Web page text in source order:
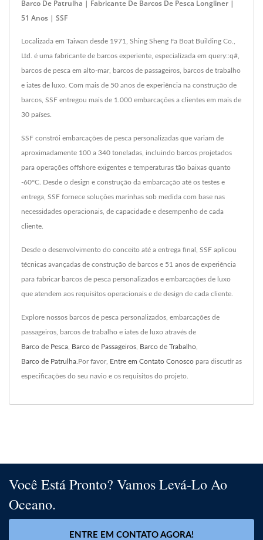
Barco De Patrulha | Fabricante De Barcos De Pesca Longliner |
51 Anos | SSF
Localizada em Taiwan desde 1971, Shing Sheng Fa Boat Building Co.,
Ltd. é uma fabricante de barcos experiente, especializada em query::q#,
barcos de pesca em alto-mar, barcos de passageiros, barcos de trabalho
e iates de luxo. Com mais de 50 anos de experiência na construção de
barcos, SSF entregou mais de 1.000 embarcações a clientes em mais de
30 países.
SSF constrói embarcações de pesca personalizadas que variam de
aproximadamente 100 a 340 toneladas, incluindo barcos projetados
para operações offshore exigentes e temperaturas tão baixas quanto
-60°C. Desde o design e construção da embarcação até os testes e
entrega, SSF fornece soluções marinhas sob medida com base nas
necessidades operacionais, de capacidade e desempenho de cada
cliente.
Desde o desenvolvimento do conceito até a entrega final, SSF aplicou
técnicas avançadas de construção de barcos e 51 anos de experiência
para fabricar barcos de pesca personalizados e embarcações de luxo
que atendem aos requisitos operacionais e de design de cada cliente.
Explore nossos barcos de pesca personalizados, embarcações de
passageiros, barcos de trabalho e iates de luxo através de
Barco de Pesca Barco de Passageiros Barco de Trabalho
Barco de Patrulha .Por favor, Entre em Contato Conosco para discutir as
especificações do seu navio e os requisitos do projeto.
Você Está Pronto? Vamos Levá-Lo Ao
Oceano.
ENTRE EM CONTATO AGORA!